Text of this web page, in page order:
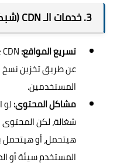
3. خدمات الـ CDN (شبكة توصيل المحتوى):
تسريع المواقع:
عن طريق تخزين
المستخدمين.
مشاكل المحتوى:
شغالة، لكن
هيتحمل، أو هيتحمل
المستخدم سيئة أو